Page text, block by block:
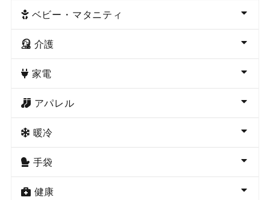
ベビー・マタニティ
介護
家電
アパレル
暖冷
手袋
健康